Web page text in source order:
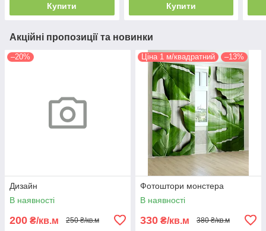
Купити Купити
Акційні пропозиції та новинки
–20%
Дизайн
В наявності
200 ₴/кв.м 250 ₴/кв.м
Ціна 1 м/квадратний –13%
Фотоштори монстера
В наявності
330 ₴/кв.м 380 ₴/кв.м